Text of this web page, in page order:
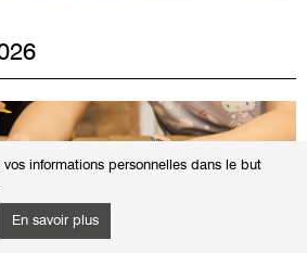
informations personnelles dans le but
En savoir plus